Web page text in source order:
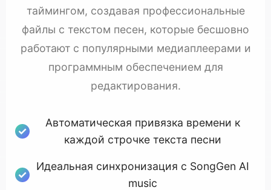
таймингом, создавая профессиональные
файлы с текстом песен, которые бесшовно
работают с популярными медиаплеерами и
программным обеспечением для
редактирования.
Автоматическая привязка времени к
каждой строчке текста песни
Идеальная синхронизация с SongGen AI
music